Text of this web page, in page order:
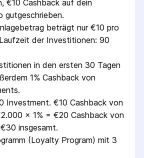
€10 Cashback auf dein
gutgeschrieben.
beträgt nur €10 pro
der Investitionen: 90
in den ersten 30 Tagen
1% Cashback von
Investment. €10 Cashback von
x 1% = €20 Cashback von
insgesamt.
(Loyalty Program) mit 3